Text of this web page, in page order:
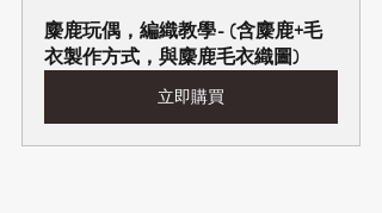
麋鹿玩偶，編織教學- (含麋鹿+毛
衣製作方式，與麋鹿毛衣織圖)
立即購買